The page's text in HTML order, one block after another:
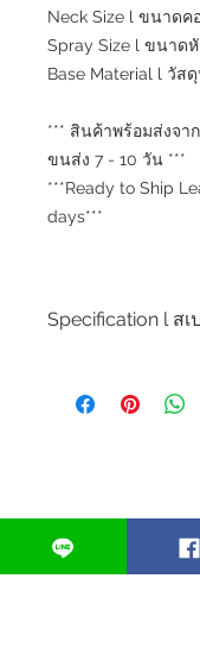
Neck Size l ขนาดค
Spray Size l ขนาดหั
Base Material l วัส
*** สินค้าพร้อมส่งจา
ขนส่ง 7 - 10 วัน ***
***Ready to Ship
days***
Specification l ส
Perfume Bottle
Spray Size l ขนาด
Base Material l วัสดุ